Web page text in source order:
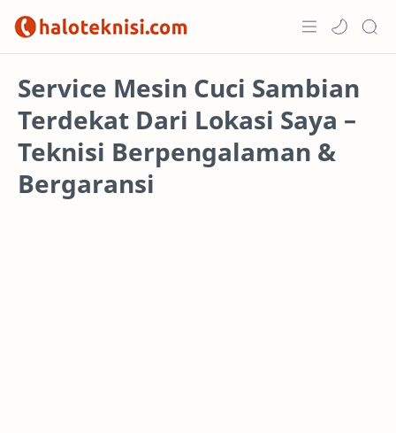
Projects
Service Mesin Cuci Sambian
Terdekat Dari Lokasi Saya –
Teknisi Berpengalaman &
Bergaransi